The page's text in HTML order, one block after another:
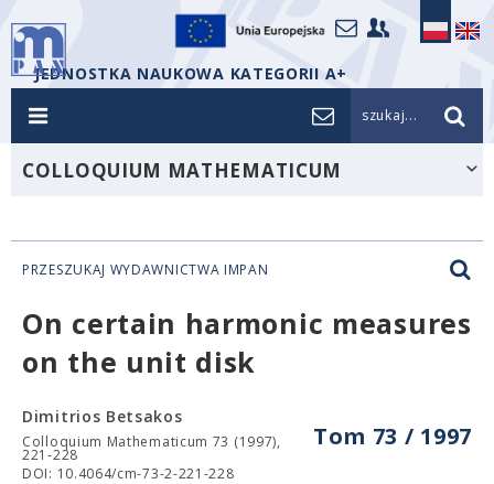
JEDNOSTKA NAUKOWA KATEGORII A+
szukaj...
COLLOQUIUM MATHEMATICUM
PRZESZUKAJ WYDAWNICTWA IMPAN
On certain harmonic measures
on the unit disk
Tom 73 / 1997
Dimitrios Betsakos
Colloquium Mathematicum 73 (1997),
221-228
DOI: 10.4064/cm-73-2-221-228